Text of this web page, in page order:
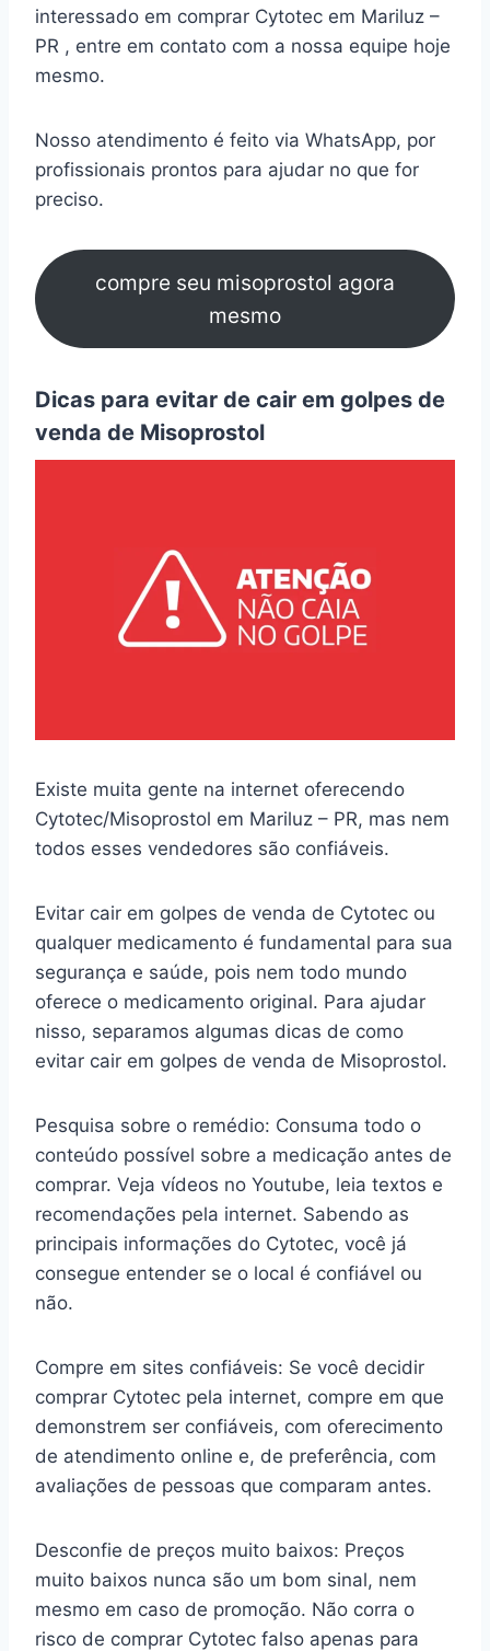
interessado em comprar Cytotec em Mariluz –
PR , entre em contato com a nossa equipe hoje
mesmo.
Nosso atendimento é feito via WhatsApp, por
profissionais prontos para ajudar no que for
preciso.
compre seu misoprostol agora
mesmo
Dicas para evitar de cair em golpes de
venda de Misoprostol
Existe muita gente na internet oferecendo
Cytotec/Misoprostol em Mariluz – PR, mas nem
todos esses vendedores são confiáveis.
Evitar cair em golpes de venda de Cytotec ou
qualquer medicamento é fundamental para sua
segurança e saúde, pois nem todo mundo
oferece o medicamento original. Para ajudar
nisso, separamos algumas dicas de como
evitar cair em golpes de venda de Misoprostol.
Pesquisa sobre o remédio: Consuma todo o
conteúdo possível sobre a medicação antes de
comprar. Veja vídeos no Youtube, leia textos e
recomendações pela internet. Sabendo as
principais informações do Cytotec, você já
consegue entender se o local é confiável ou
não.
Compre em sites confiáveis: Se você decidir
comprar Cytotec pela internet, compre em que
demonstrem ser confiáveis, com oferecimento
de atendimento online e, de preferência, com
avaliações de pessoas que comparam antes.
Desconfie de preços muito baixos: Preços
muito baixos nunca são um bom sinal, nem
mesmo em caso de promoção. Não corra o
risco de comprar Cytotec falso apenas para